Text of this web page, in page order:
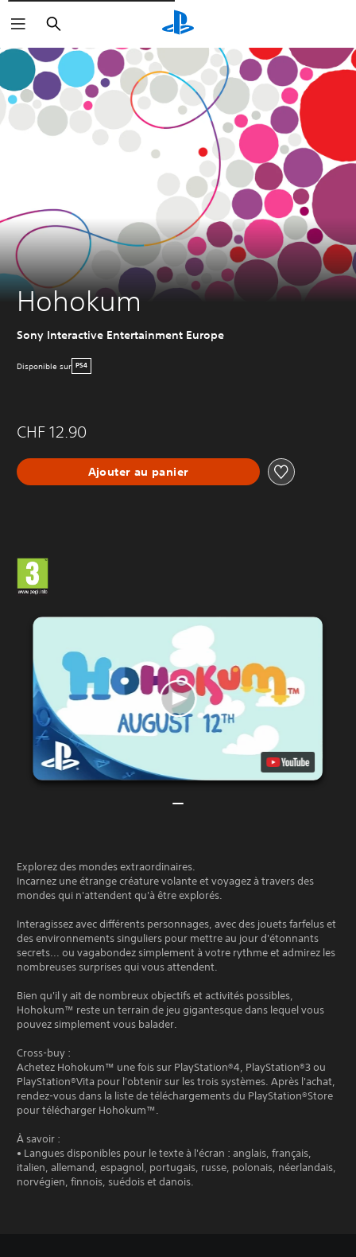
Rechercher
Hohokum
Sony Interactive Entertainment Europe
Disponible sur PS4
CHF 12.90
Ajouter au panier
Explorez des mondes extraordinaires.
Incarnez une étrange créature volante et voyagez à travers des
mondes qui n'attendent qu'à être explorés.
Interagissez avec différents personnages, avec des jouets farfelus et
des environnements singuliers pour mettre au jour d'étonnants
secrets... ou vagabondez simplement à votre rythme et admirez les
nombreuses surprises qui vous attendent.
Bien qu'il y ait de nombreux objectifs et activités possibles,
Hohokum™ reste un terrain de jeu gigantesque dans lequel vous
pouvez simplement vous balader.
Cross-buy :
Achetez Hohokum™ une fois sur PlayStation®4, PlayStation®3 ou
PlayStation®Vita pour l'obtenir sur les trois systèmes. Après l'achat,
rendez-vous dans la liste de téléchargements du PlayStation®Store
pour télécharger Hohokum™.
À savoir :
• Langues disponibles pour le texte à l'écran : anglais, français,
italien, allemand, espagnol, portugais, russe, polonais, néerlandais,
norvégien, finnois, suédois et danois.